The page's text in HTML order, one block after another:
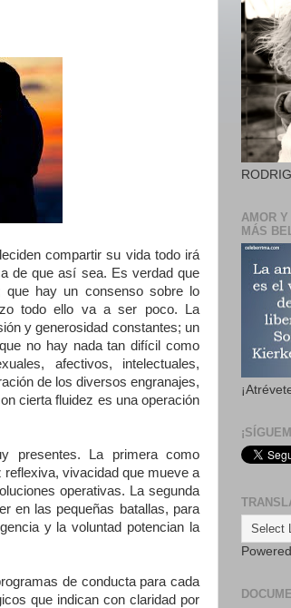
compartir su vida todo irá
de que así sea. Es verdad que
que hay un consenso sobre lo
todo ello va a ser poco. La
y generosidad constantes; un
no hay nada tan difícil como
afectivos, intelectuales,
de los diversos engranajes,
cierta fluidez es una operación
presentes. La primera como
vivacidad que mueve a
operativas. La segunda
en las pequeñas batallas, para
y la voluntad potencian la
de conducta para cada
que indican con claridad por
AMOR
MÁS